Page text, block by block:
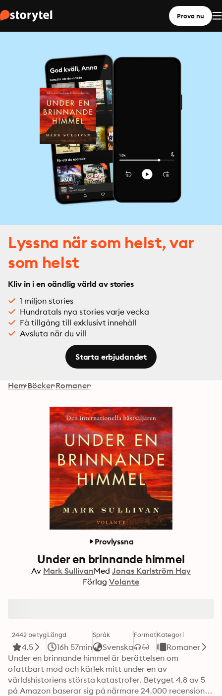
Prova nu
Lyssna när som helst, var
som helst
Kliv in i en oändlig värld av stories
1 miljon stories
Hundratals nya stories varje vecka
Få tillgång till exklusivt innehåll
Avsluta när du vill
Starta erbjudandet
Hem Böcker Romaner
Provlyssna
Under en brinnande himmel
Av Mark SullivanMed Jonas Karlström Hay
Förlag Volante
2442 betyg
4.5
Längd
16h 57min
Språk
Svenska
FormatKategori
Romaner
Under en brinnande himmel är berättelsen om
ofattbart mod och kärlek mitt under en av
världshistoriens största katastrofer. Betyget 4.8 av 5
på Amazon baserar sig på närmare 24.000 recensioner.